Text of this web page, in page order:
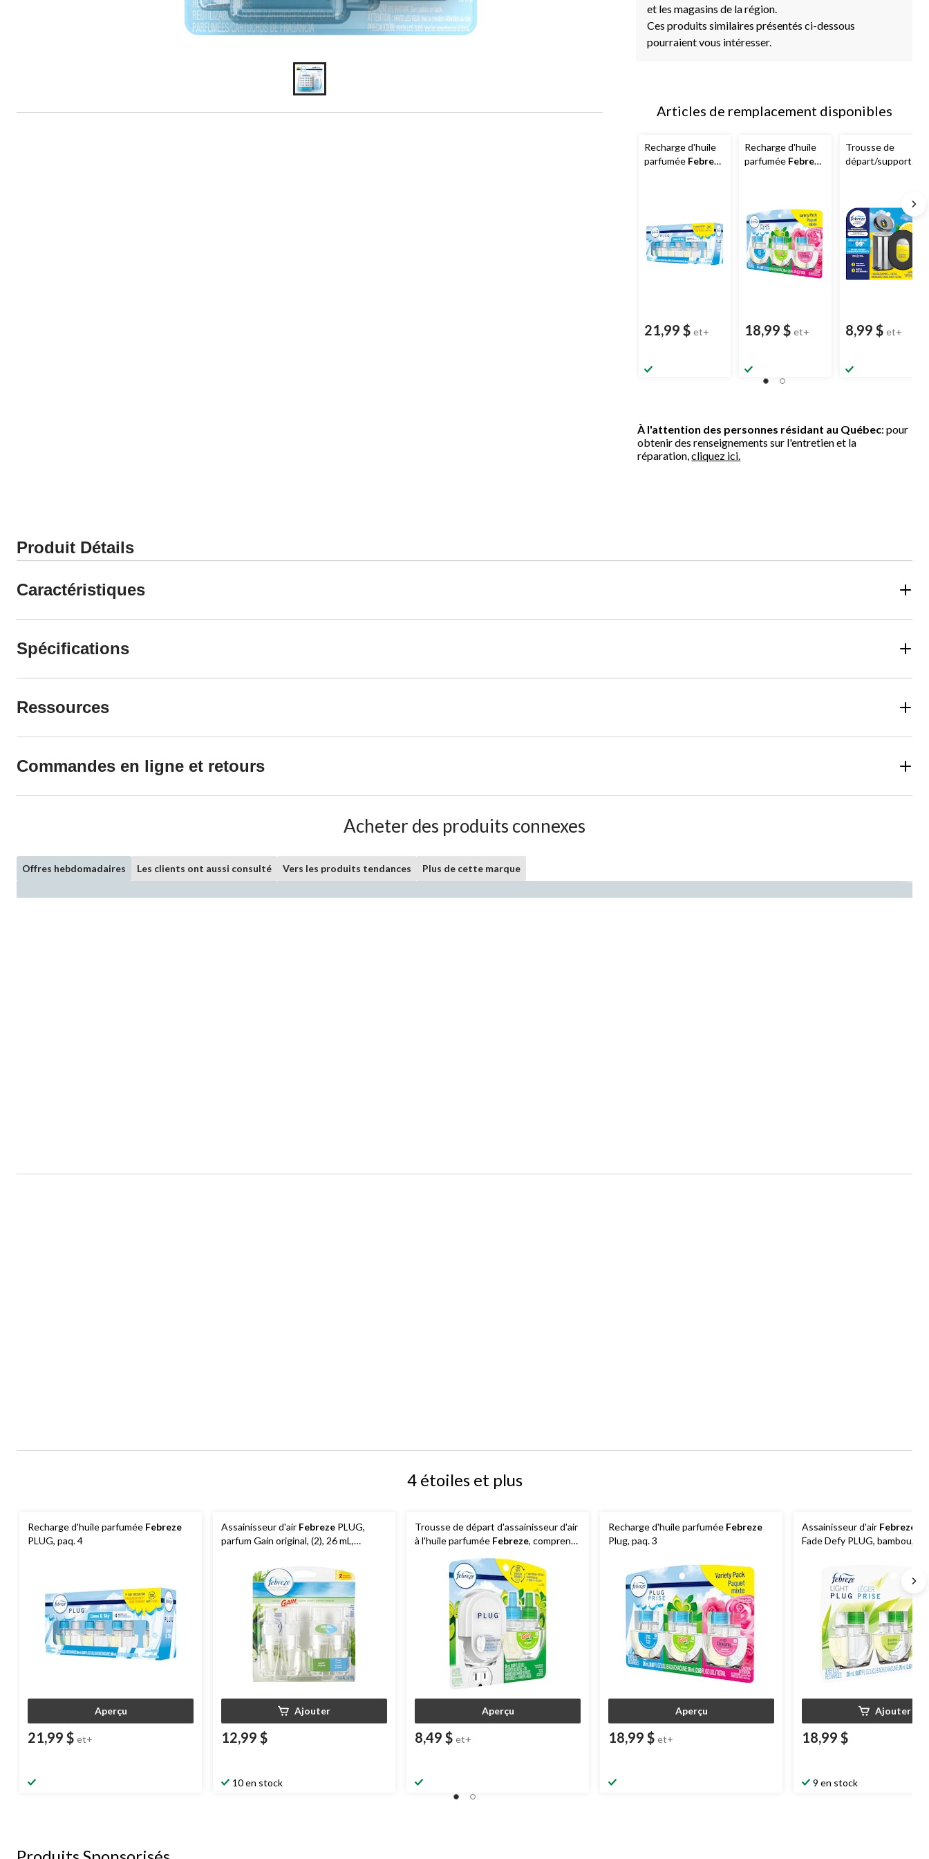
et les magasins de la région.
Ces produits similaires présentés ci-dessous
pourraient vous intéresser.
Articles de remplacement disponibles
Recharge d'huile
parfumée Febreze
21,99 $ et+
Recharge d'huile
parfumée Febreze
18,99 $ et+
Trousse de
départ/support
poubelles
Febreze, dure 45
jours, parfums
variés
8,99 $ et+
À l'attention des personnes résidant au Québec: pour
obtenir des renseignements sur l'entretien et la
réparation,cliquez ici.
Produit Détails
Caractéristiques
Spécifications
Ressources
Commandes en ligne et retours
Acheter des produits connexes
Offres hebdomadaires Les clients ont aussi consulté Vers les produits tendances Plus de cette marque
4 étoiles et plus
Recharge d'huile parfumée Febreze
PLUG, paq. 4
Aperçu
21,99 $ et+
Assainisseur d'air Febreze PLUG,
parfum Gain original, (2), 26 mL,
Ajouter
12,99 $
10 en stock
Trousse de départ d'assainisseur d'air
à l'huile parfumée Febreze, comprend
une recharge, parfums variés
Aperçu
8,49 $ et+
Recharge d'huile parfumée Febreze
Plug, paq. 3
Aperçu
18,99 $ et+
Assainisseur d'air Febreze
Fade Defy PLUG, bambou, 3
Ajouter
18,99 $
9 en stock